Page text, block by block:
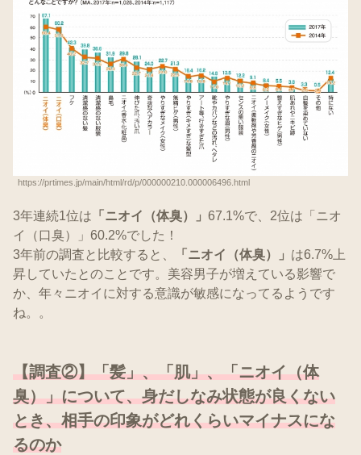
https://prtimes.jp/main/html/rd/p/000000210.000006496.html
3年連続1位は 「ニオイ（体臭）」 67.1%で、2位は「ニオ
イ（口臭）」60.2%でした！
3年前の調査と比較すると、
「ニオイ（体臭）」 は6.7%上
昇していたとのことです。美容男子が増えている影響で
か、年々ニオイに対する意識が敏感になってるようです
ね。。
【調査②】「髪」、「肌」、「ニオイ（体
臭）」について、身だしなみ状態が良くない
とき、相手の印象がどれくらいマイナスにな
るのか